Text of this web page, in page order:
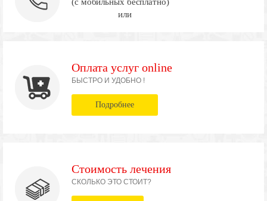
(с мобильных бесплатно)
или
Оплата услуг online
БЫСТРО И УДОБНО !
Подробнее
Стоимость лечения
СКОЛЬКО ЭТО СТОИТ?